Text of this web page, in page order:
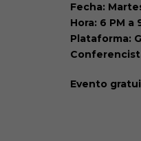
Fecha:
Hora: 6 PM a
Plataforma:
Evento